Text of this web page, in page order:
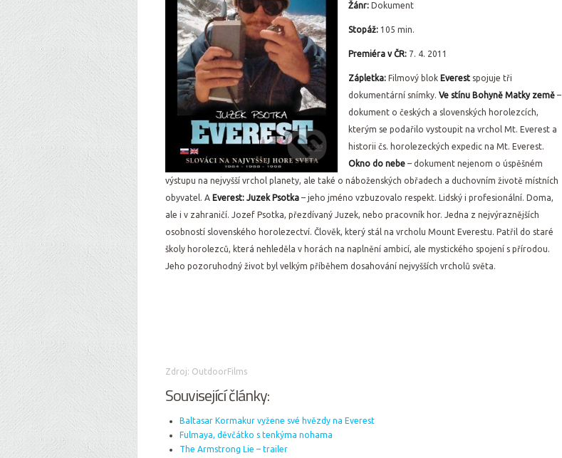
Žánr:Dokument
Stopáž:105 min.
Premiéra v ČR:7. 4. 2011
Zápletka: Filmový blokEverestspojuje tři
dokumentární snímky. Ve stínu Bohyně Matky země–
dokument o českých a slovenských horolezcích,
kterým se podařilo vystoupit na vrchol Mt. Everest a
historii čs. horolezeckých expedic na Mt. Everest.
Okno do nebe– dokument nejenom o úspěšném
výstupu na nejvyšší vrchol planety, ale také o náboženských obřadech a duchovním životě místních
obyvatel. A Everest: Juzek Psotka – jeho jméno vzbuzovalo respekt. Lidský i profesionální. Doma,
ale i v zahraničí. Jozef Psotka, přezdívaný Juzek, nebo pracovník hor. Jedna z nejvýraznějších
osobností slovenského horolezectví. Člověk, který stál na vrcholu Mount Everestu. Patřil do staré
školy horolezců, která nehleděla v horách na naplnění ambicí, ale mystického spojení s přírodou.
Jeho pozoruhodný život byl velkým příběhem dosahování nejvyšších vrcholů světa.
Zdroj: OutdoorFilms
Související články:
Baltasar Kormakur vyžene své hvězdy na Everest
Fulmaya, děvčátko s tenkýma nohama
The Armstrong Lie – trailer